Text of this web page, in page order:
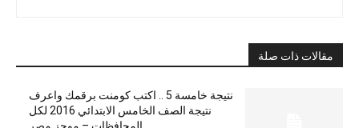
مقالات ذات صلة
نتيجة خامسة 5 .. اكتب كومنت برقمك واعرف
نتيجة الصف الخامس الابتدائي 2016 لكل